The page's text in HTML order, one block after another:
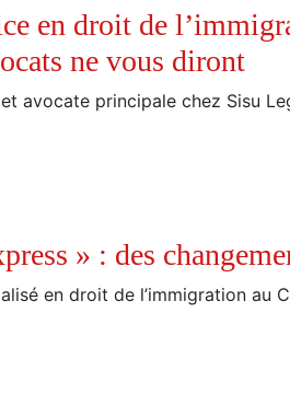
en droit de
ne vous diront
avocate principale chez Sisu
» : des
en droit de l’immigration au